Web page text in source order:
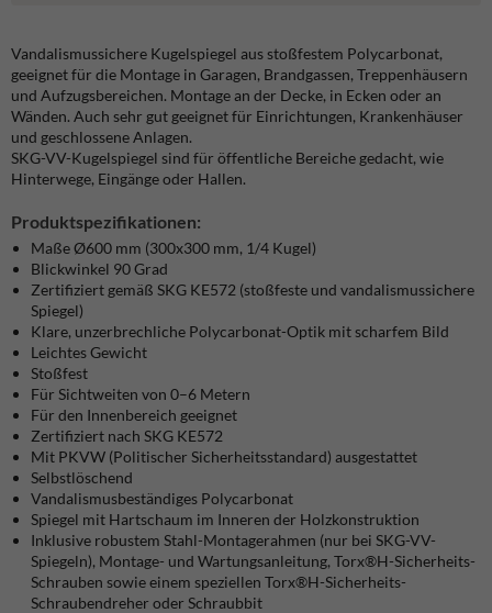
Vandalismussichere Kugelspiegel aus stoßfestem Polycarbonat,
geeignet für die Montage in Garagen, Brandgassen, Treppenhäusern
und Aufzugsbereichen. Montage an der Decke, in Ecken oder an
Wänden. Auch sehr gut geeignet für Einrichtungen, Krankenhäuser
und geschlossene Anlagen.
SKG-VV-Kugelspiegel sind für öffentliche Bereiche gedacht, wie
Hinterwege, Eingänge oder Hallen.
Produktspezifikationen:
Maße Ø600 mm (300x300 mm, 1/4 Kugel)
Blickwinkel 90 Grad
Zertifiziert gemäß SKG KE572 (stoßfeste und vandalismussichere
Spiegel)
Klare, unzerbrechliche Polycarbonat-Optik mit scharfem Bild
Leichtes Gewicht
Stoßfest
Für Sichtweiten von 0–6 Metern
Für den Innenbereich geeignet
Zertifiziert nach SKG KE572
Mit PKVW (Politischer Sicherheitsstandard) ausgestattet
Selbstlöschend
Vandalismusbeständiges Polycarbonat
Spiegel mit Hartschaum im Inneren der Holzkonstruktion
Inklusive robustem Stahl-Montagerahmen (nur bei SKG-VV-
Spiegeln), Montage- und Wartungsanleitung, Torx®H-Sicherheits-
Schrauben sowie einem speziellen Torx®H-Sicherheits-
Schraubendreher oder Schraubbit